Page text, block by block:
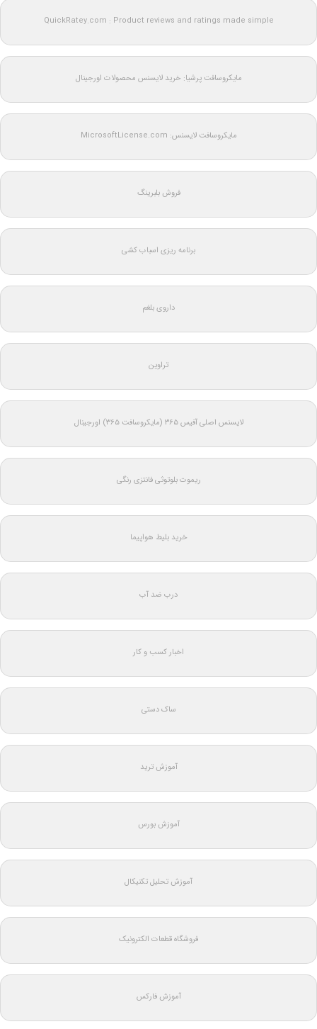
QuickRatey.com : Product reviews and ratings made simple
مایکروسافت پرشیا: خرید لایسنس محصولات اورجینال
مایکروسافت لایسنس: MicrosoftLicense.com
فروش بلبرینگ
برنامه ریزی اسباب کشی
داروی بلغم
تراوین
لایسنس اصلی آفیس ۳۶۵ (مایکروسافت ۳۶۵) اورجینال
ریموت بلوتوثی فانتزی رنگی
خرید بلیط هواپیما
درب ضد آب
اخبار کسب و کار
ساک دستی
آموزش ترید
آموزش بورس
آموزش تحلیل تکنیکال
فروشگاه قطعات الکترونیک
آموزش فارکس